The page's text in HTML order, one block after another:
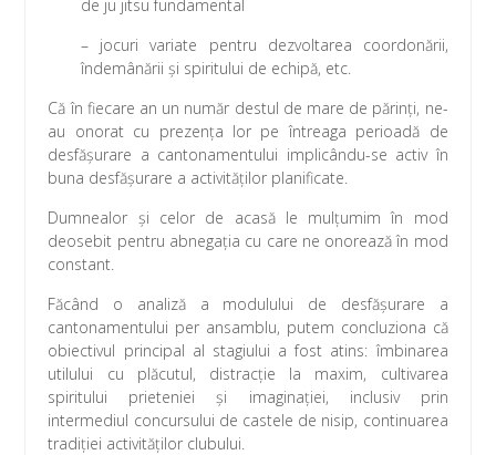
de ju jitsu fundamental
– jocuri variate pentru dezvoltarea coordonării,
îndemânării și spiritului de echipă, etc.
Că în fiecare an un număr destul de mare de părinți, ne-
au onorat cu prezența lor pe întreaga perioadă de
desfășurare a cantonamentului implicându-se activ în
buna desfășurare a activităților planificate.
Dumnealor și celor de acasă le mulțumim în mod
deosebit pentru abnegația cu care ne onorează în mod
constant.
Făcând o analiză a modulului de desfășurare a
cantonamentului per ansamblu, putem concluziona că
obiectivul principal al stagiului a fost atins: îmbinarea
utilului cu plăcutul, distracție la maxim, cultivarea
spiritului prieteniei și imaginației, inclusiv prin
intermediul concursului de castele de nisip, continuarea
tradiției activităților clubului.